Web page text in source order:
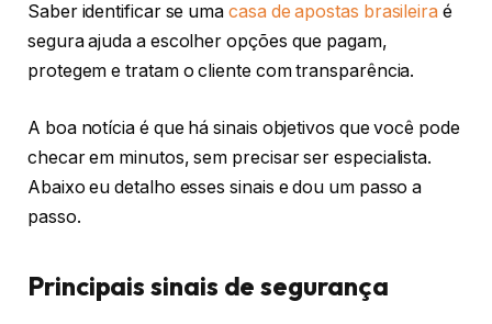
Saber identificar se umacasa de apostas brasileira é
segura ajuda a escolher opções que pagam,
protegem e tratam o cliente com transparência.
A boa notícia é que há sinais objetivos que você pode
checar em minutos, sem precisar ser especialista.
Abaixo eu detalho esses sinais e dou um passo a
passo.
Principais sinais de segurança